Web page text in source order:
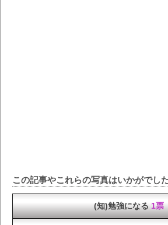
この記事やこれらの写真はいかがでし
(知)勉強になる 1票